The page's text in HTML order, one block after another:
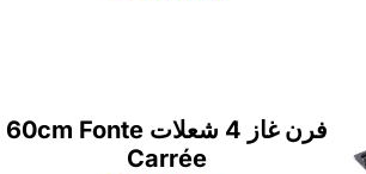
فرن غاز 4 شعلات 60cm Fonte
Carrée